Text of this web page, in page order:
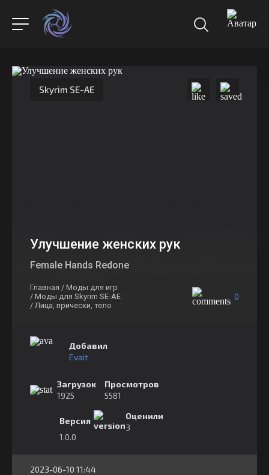
Skyrim SE-AE
Улучшение женских рук
Female Hands Redone
Главная / Моды для игр
/ Моды для Skyrim SE-AE
/ Лица, прически, тело
0
Добавил
Evait
Загрузок
1925
Просмотров
5581
Версия
1.0.0
Оценили
3
2023-06-10 11:44